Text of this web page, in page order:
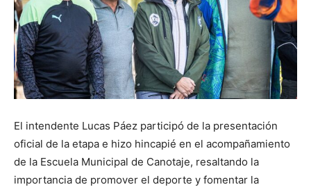
El intendente Lucas Páez participó de la presentación
oficial de la etapa e hizo hincapié en el acompañamiento
de la Escuela Municipal de Canotaje, resaltando la
importancia de promover el deporte y fomentar la